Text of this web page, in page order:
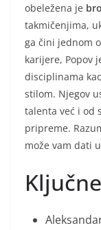
obeležena je
takmičenjima,
ga čini jednom
karijere, Popov
disciplinama
stilom. Njegov
talenta već i od
pripreme.
može vam dati